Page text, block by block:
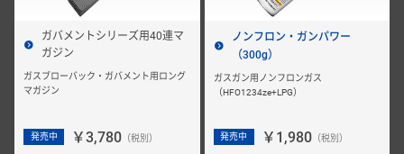
ガバメントシリーズ用40連マ
ガジン
ガスブローバック・ガバメント用ロング
マガジン
発売中 ￥3,780 （税別）
ノンフロン・ガンパワー
（300g）
ガスガン用ノンフロンガス
（HFO1234ze+LPG）
発売中 ￥1,980（税別）